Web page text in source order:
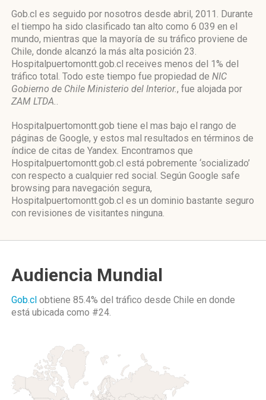
Gob.cl es seguido por nosotros desde abril, 2011. Durante
el tiempo ha sido clasificado tan alto como 6 039 en el
mundo, mientras que la mayoría de su tráfico proviene de
Chile, donde alcanzó la más alta posición 23.
Hospitalpuertomontt.gob.cl receives menos del 1% del
tráfico total. Todo este tiempo fue propiedad de NIC
Gobierno de Chile Ministerio del Interior., fue alojada por
ZAM LTDA..
Hospitalpuertomontt.gob tiene el mas bajo el rango de
páginas de Google, y estos mal resultados en términos de
índice de citas de Yandex. Encontramos que
Hospitalpuertomontt.gob.cl está pobremente ‘socializado’
con respecto a cualquier red social. Según Google safe
browsing para navegación segura,
Hospitalpuertomontt.gob.cl es un dominio bastante seguro
con revisiones de visitantes ninguna.
Audiencia Mundial
Gob.cl obtiene 85.4% del tráfico desde Chile en donde
está ubicada como #24.